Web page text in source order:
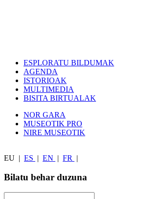
ESPLORATU BILDUMAK
AGENDA
ISTORIOAK
MULTIMEDIA
BISITA BIRTUALAK
NOR GARA
MUSEOTIK PRO
NIRE MUSEOTIK
EU ES EN FR
Bilatu behar duzuna